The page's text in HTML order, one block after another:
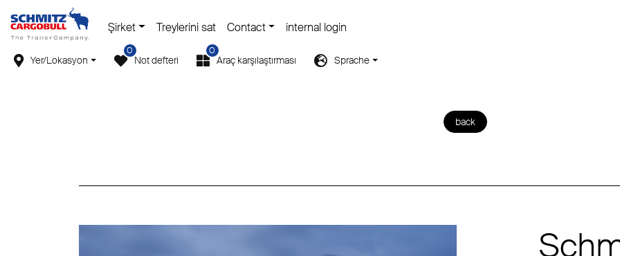
Yer/Lokasyon Not defteri
0
Araç karşılaştırması
0
Sprache
Şirket Treylerini sat Contact internal login
back